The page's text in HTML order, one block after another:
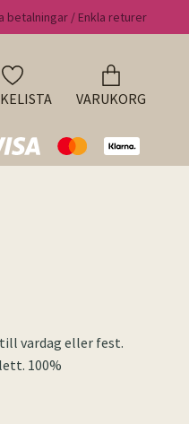
betalningar / Enkla returer
VARUKORG
vardag eller fest.
100%